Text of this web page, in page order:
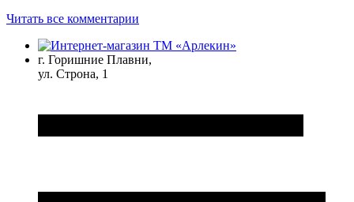
Читать все комментарии
г. Горишние Плавни,
ул. Строна, 1